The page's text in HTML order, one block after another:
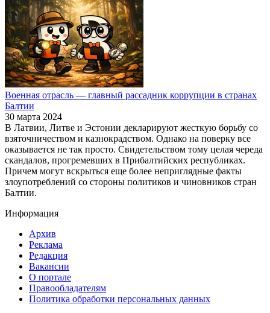
Военная отрасль — главный рассадник коррупции в странах
Балтии
30 марта 2024
В Латвии, Литве и Эстонии декларируют жесткую борьбу со
взяточничеством и казнокрадством. Однако на поверку все
оказывается не так просто. Свидетельством тому целая череда
скандалов, прогремевших в Прибалтийских республиках.
Причем могут вскрыться еще более неприглядные факты
злоупотреблений со стороны политиков и чиновников стран
Балтии.
Информация
Архив
Реклама
Редакция
Вакансии
О портале
Правообладателям
Политика обработки персональных данных